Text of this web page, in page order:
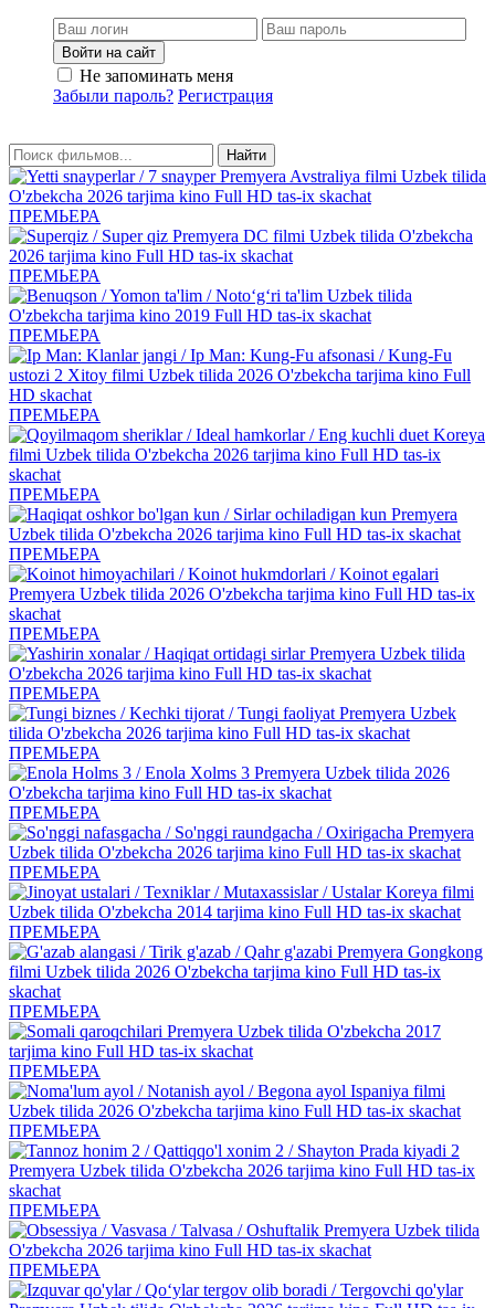
Войти на сайт
Не запоминать меня
Забыли пароль? Регистрация
Найти
ПРЕМЬЕРА
ПРЕМЬЕРА
ПРЕМЬЕРА
ПРЕМЬЕРА
ПРЕМЬЕРА
ПРЕМЬЕРА
ПРЕМЬЕРА
ПРЕМЬЕРА
ПРЕМЬЕРА
ПРЕМЬЕРА
ПРЕМЬЕРА
ПРЕМЬЕРА
ПРЕМЬЕРА
ПРЕМЬЕРА
ПРЕМЬЕРА
ПРЕМЬЕРА
ПРЕМЬЕРА